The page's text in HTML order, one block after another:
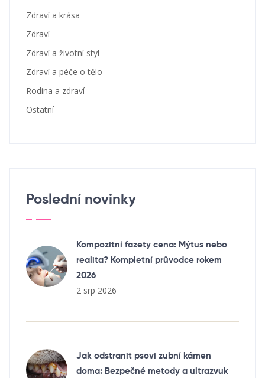
Zdraví a krása
Zdraví
Zdraví a životní styl
Zdraví a péče o tělo
Rodina a zdraví
Ostatní
Poslední novinky
Kompozitní fazety cena: Mýtus nebo
realita? Kompletní průvodce rokem
2026
2 srp 2026
Jak odstranit psovi zubní kámen
doma: Bezpečné metody a ultrazvuk